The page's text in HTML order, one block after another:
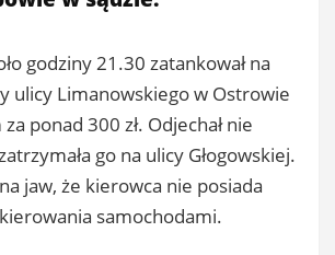
godziny 21.30 zatankował na
ulicy Limanowskiego w Ostrowie
ponad 300 zł. Odjechał nie
go na ulicy Głogowskiej.
jaw, że kierowca nie posiada
samochodami.